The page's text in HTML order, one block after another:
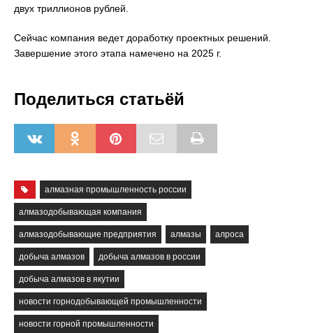
двух триллионов рублей.
Сейчас компания ведет доработку проектных решений.
Завершение этого этапа намечено на 2025 г.
Поделиться статьёй
алмазная промышленность россии
алмазодобывающая компания
алмазодобывающие предприятия алмазы алроса
добыча алмазов добыча алмазов в россии
добыча алмазов в якутии
новости горнодобывающей промышленности
новости горной промышленности